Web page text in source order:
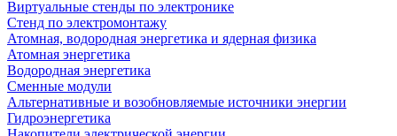
Виртуальные стенды по электронике
Стенд по электромонтажу
Атомная, водородная энергетика и ядерная физика
Атомная энергетика
Водородная энергетика
Сменные модули
Альтернативные и возобновляемые источники энергии
Гидроэнергетика